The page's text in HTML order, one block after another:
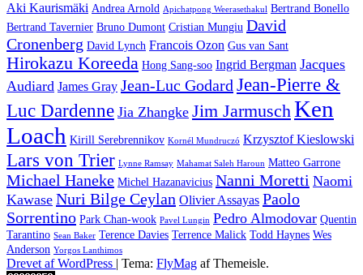
Aki Kaurismäki Andrea Arnold Apichatpong Weerasethakul Bertrand Bonello
Bertrand Tavernier Bruno Dumont Cristian Mungiu David
Cronenberg David Lynch Francois Ozon Gus van Sant
Hirokazu Koreeda Hong Sang-soo Ingrid Bergman Jacques
Audiard James Gray Jean-Luc Godard Jean-Pierre &
Luc Dardenne Jia Zhangke Jim JarmuschKen
Loach Kirill Serebrennikov Kornél Mundruczó Krzysztof Kieslowski
Lars von Trier Lynne Ramsay Mahamat Saleh Haroun Matteo Garrone
Michael Haneke Michel Hazanavicius Nanni Moretti Naomi
Kawase Nuri Bilge Ceylan Olivier Assayas Paolo
Sorrentino Park Chan-wook Pavel Lungin Pedro Almodovar Quentin
Tarantino Sean Baker Terence Davies Terrence Malick Todd Haynes Wes
Anderson Yorgos Lanthimos
Drevet af WordPress | Tema: FlyMag af Themeisle.